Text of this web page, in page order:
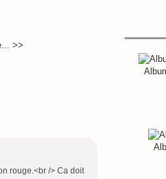
>>
rouge.<br /> Ca doit